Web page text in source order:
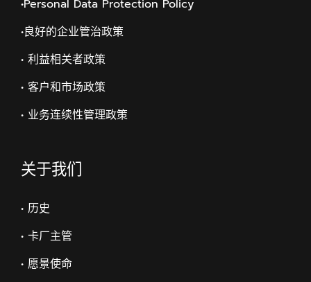
•Personal Data Protection Policy
•良好的企业管治政策
• 利益相关者政策
• 客户和市场政策
• 业务连续性管理政策
关于我们
• 历史
• 卡厂主管
• 愿景使命